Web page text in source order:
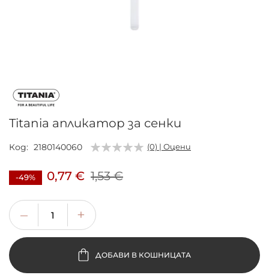
на
със
Titania апликатор за сенки
Код 2180140060 (0) | Оцени
-49% 0,77 € 1,53 €
ДОБАВИ В КОШНИЦАТА